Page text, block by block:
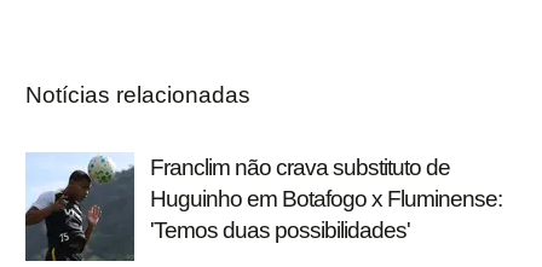
Notícias relacionadas
Franclim não crava substituto de
Huguinho em Botafogo x Fluminense:
'Temos duas possibilidades'